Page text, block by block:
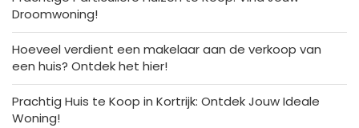
Droomwoning!
Hoeveel verdient een makelaar aan de verkoop van
een huis? Ontdek het hier!
Prachtig Huis te Koop in Kortrijk: Ontdek Jouw Ideale
Woning!